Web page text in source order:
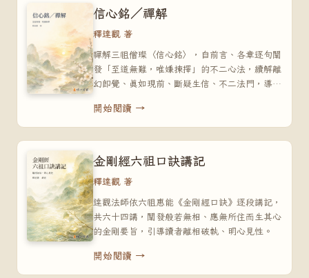
信心銘／禪解
釋達觀 著
禪解三祖僧璨〈信心銘〉，自前言、各章逐句闡
發「至道無難，唯嫌揀擇」的不二心法，續解離
幻即覺、真如現前、斷疑生信、不二法門，導歸
開始閱讀 →
金剛經六祖口訣講記
釋達觀 著
達觀法師依六祖惠能《金剛經口訣》逐段講記，
共六十四講，闡發般若無相、應無所住而生其心
的金剛要旨，引導讀者離相破執、明心見性。
開始閱讀 →